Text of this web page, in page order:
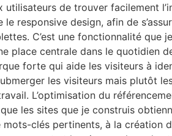
de trouver facilement
responsive design, afin de
C’est une fonctionnalité
place centrale dans le quotidien
forte qui aide les visiteurs à
les visiteurs mais plutôt
L’optimisation du
les sites que je construis
clés pertinents, à la